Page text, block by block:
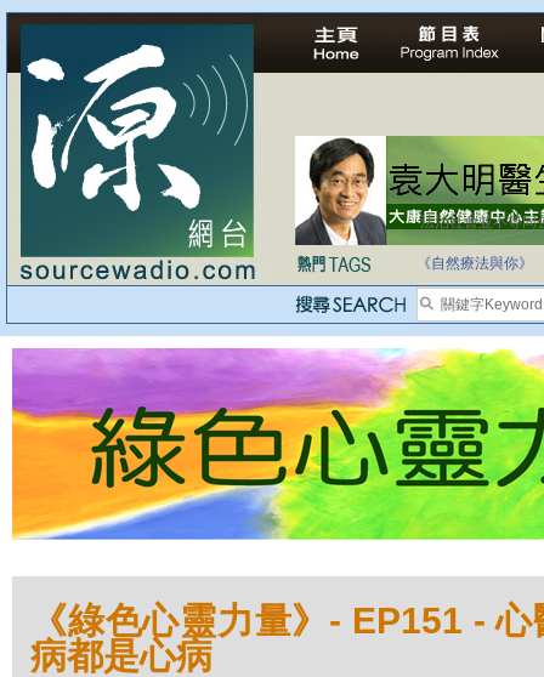
法治社會並不等同
《自然療法與你》
《綠色心靈力量》- EP151 -
病都是心病